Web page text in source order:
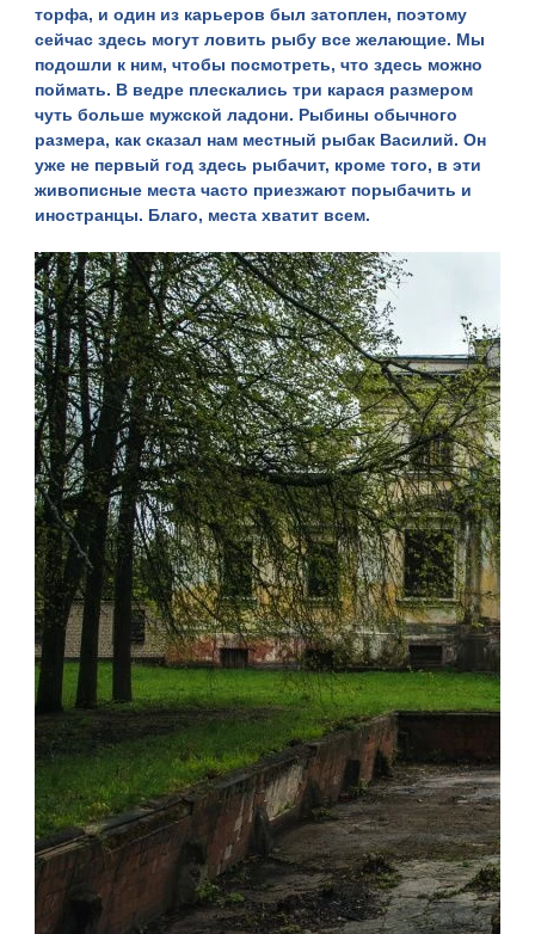
торфа, и один из карьеров был затоплен, поэтому
сейчас здесь могут ловить рыбу все желающие. Мы
подошли к ним, чтобы посмотреть, что здесь можно
поймать. В ведре плескались три карася размером
чуть больше мужской ладони. Рыбины обычного
размера, как сказал нам местный рыбак Василий. Он
уже не первый год здесь рыбачит, кроме того, в эти
живописные места часто приезжают порыбачить и
иностранцы. Благо, места хватит всем.